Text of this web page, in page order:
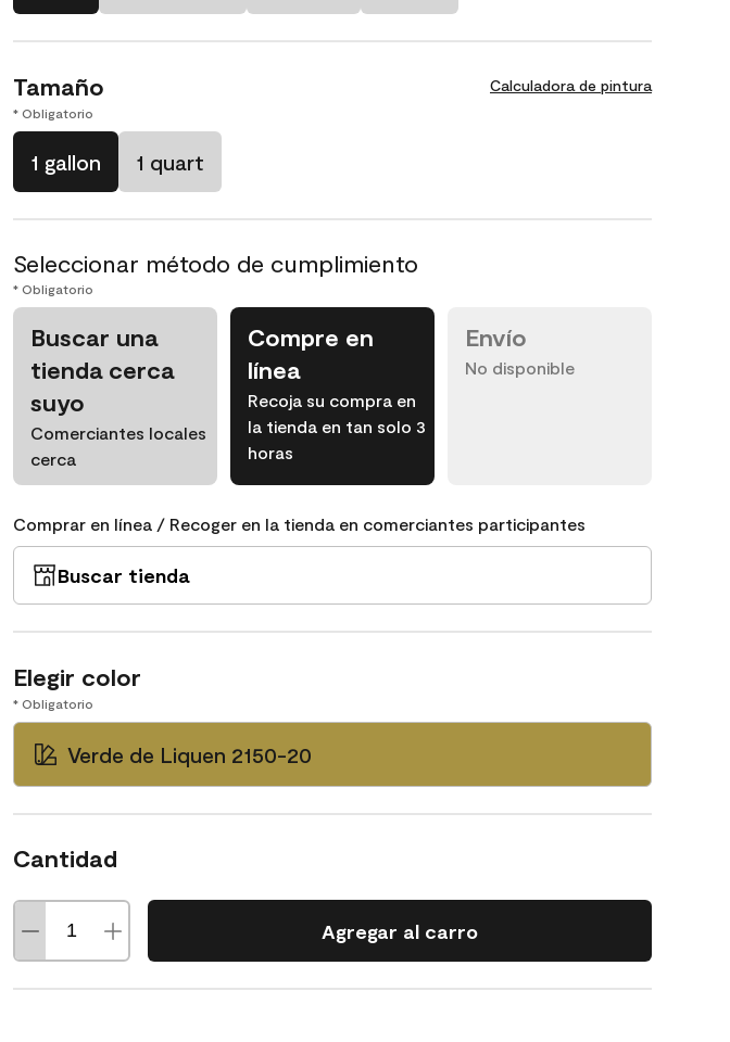
Tamaño Calculadora de pintura
* Obligatorio
1 gallon 1 quart
Seleccionar método de cumplimiento
* Obligatorio
Buscar una
tienda cerca
suyo
Comerciantes locales
cerca
Compre en
línea
Recoja su compra en
la tienda en tan solo 3
horas
Envío
No disponible
Comprar en línea / Recoger en la tienda en comerciantes participantes
Buscar tienda
Elegir color
* Obligatorio
Verde de Liquen 2150-20
Cantidad
Agregar al carro